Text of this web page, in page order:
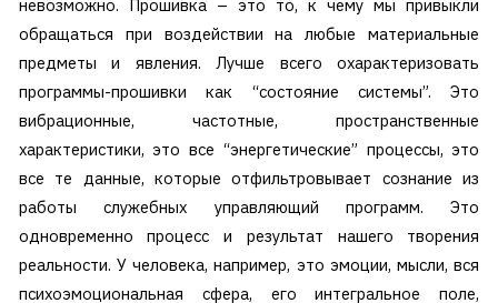
невозможно. Прошивка – это то, к чему мы привыкли
обращаться при воздействии на любые материальные
предметы и явления. Лучше всего охарактеризовать
программы-прошивки как “состояние системы”. Это
вибрационные, частотные, пространственные
характеристики, это все “энергетические” процессы, это
все те данные, которые отфильтровывает сознание из
работы служебных управляющий программ. Это
одновременно процесс и результат нашего творения
реальности. У человека, например, это эмоции, мысли, вся
психоэмоциональная сфера, его интегральное поле,